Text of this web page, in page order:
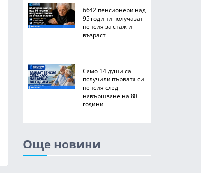
6642 пенсионери над
95 години получават
пенсия за стаж и
възраст
Само 14 души са
получили първата си
пенсия след
навършване на 80
години
Още новини